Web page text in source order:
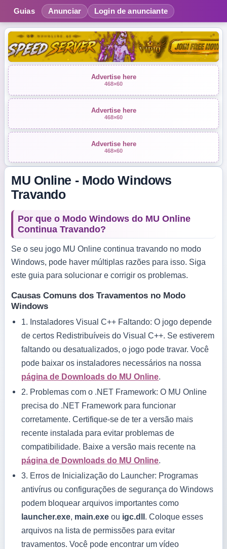
Guias Anunciar Login de anunciante
Advertise here
468×60
Advertise here
468×60
Advertise here
468×60
MU Online - Modo Windows
Travando
Por que o Modo Windows do MU Online
Continua Travando?
Se o seu jogo MU Online continua travando no modo
Windows, pode haver múltiplas razões para isso. Siga
este guia para solucionar e corrigir os problemas.
Causas Comuns dos Travamentos no Modo
Windows
1. Instaladores Visual C++ Faltando: O jogo depende
de certos Redistribuíveis do Visual C++. Se estiverem
faltando ou desatualizados, o jogo pode travar. Você
pode baixar os instaladores necessários na nossa
página de Downloads do MU Online.
2. Problemas com o .NET Framework: O MU Online
precisa do .NET Framework para funcionar
corretamente. Certifique-se de ter a versão mais
recente instalada para evitar problemas de
compatibilidade. Baixe a versão mais recente na
página de Downloads do MU Online.
3. Erros de Inicialização do Launcher: Programas
antivírus ou configurações de segurança do Windows
podem bloquear arquivos importantes como
launcher.exe main.exe ou igc.dll . Coloque esses
arquivos na lista de permissões para evitar
travamentos. Você pode encontrar um vídeo